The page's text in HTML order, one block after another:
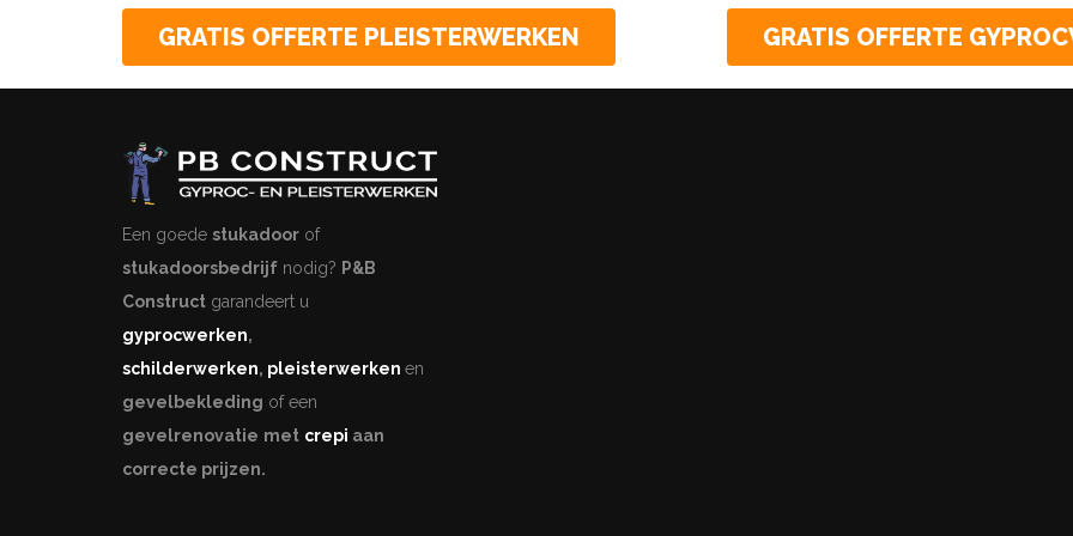
GRATIS OFFERTE PLEISTERWERKEN GRATIS OFFERTE
Een goede stukadoor of
stukadoorsbedrijf nodig? P&B
Construct garandeert u
gyprocwerken,
schilderwerken, pleisterwerken en
gevelbekleding of een
gevelrenovatie met crepi aan
correcte prijzen.